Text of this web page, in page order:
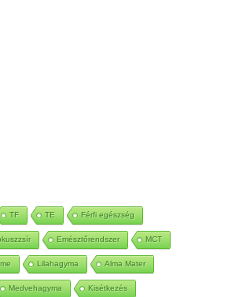
TF TE Férfi egészség
Emésztőrendszer MCT
Lilahagyma Alma Mater
Medvehagyma Kisétkezés